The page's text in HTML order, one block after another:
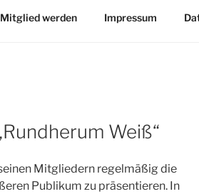
Mitglied werden Impressum
Weiß“
Mitgliedern regelmäßig die
Publikum zu präsentieren. In